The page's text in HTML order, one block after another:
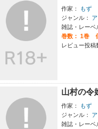
作家：
もず
ジャンル：
雑誌・レーベ
巻数： 1巻
レビュー投稿
山村の令
作家：
もず
ジャンル：
雑誌・レーベ